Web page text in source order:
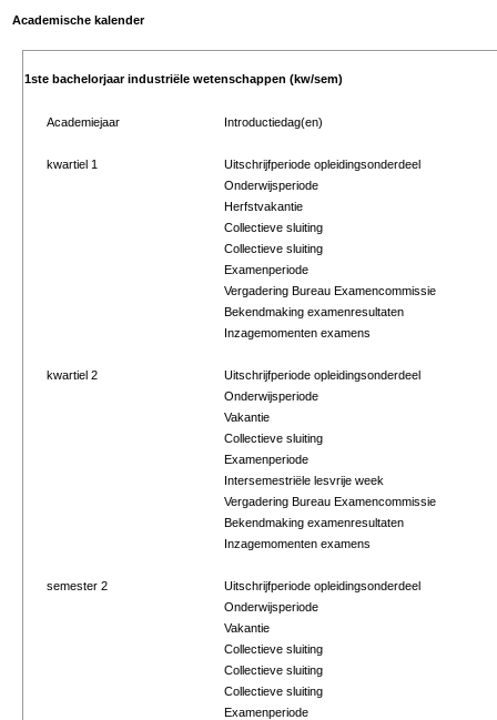
Academische kalender
1ste bachelorjaar industriële wetenschappen (kw/sem)
Academiejaar Introductiedag(en)
kwartiel 1
Uitschrijfperiode opleidingsonderdeel
Onderwijsperiode
Herfstvakantie
Collectieve sluiting
Collectieve sluiting
Examenperiode
Vergadering Bureau Examencommissie
Bekendmaking examenresultaten
Inzagemomenten examens
kwartiel 2
Uitschrijfperiode opleidingsonderdeel
Onderwijsperiode
Vakantie
Collectieve sluiting
Examenperiode
Intersemestriële lesvrije week
Vergadering Bureau Examencommissie
Bekendmaking examenresultaten
Inzagemomenten examens
semester 2
Uitschrijfperiode opleidingsonderdeel
Onderwijsperiode
Vakantie
Collectieve sluiting
Collectieve sluiting
Collectieve sluiting
Examenperiode